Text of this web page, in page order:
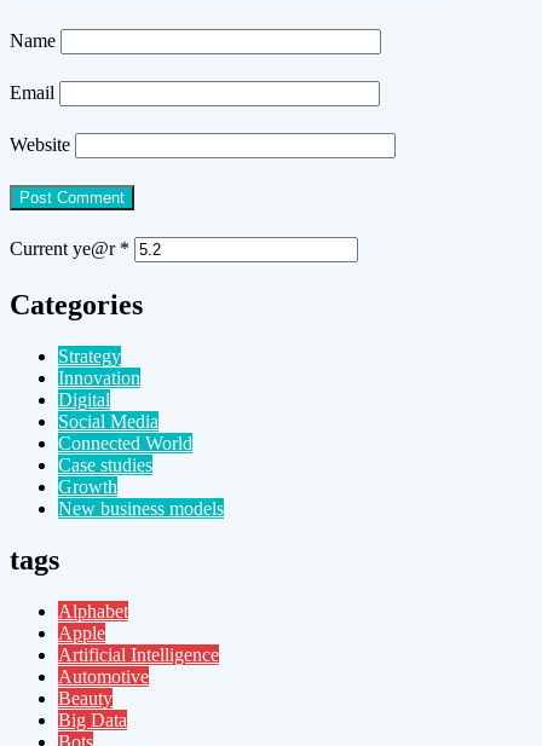
Name
Email
Website
Current ye@r *
Categories
Strategy
Innovation
Digital
Social Media
Connected World
Case studies
Growth
New business models
tags
Alphabet
Apple
Artificial Intelligence
Automotive
Beauty
Big Data
Bots